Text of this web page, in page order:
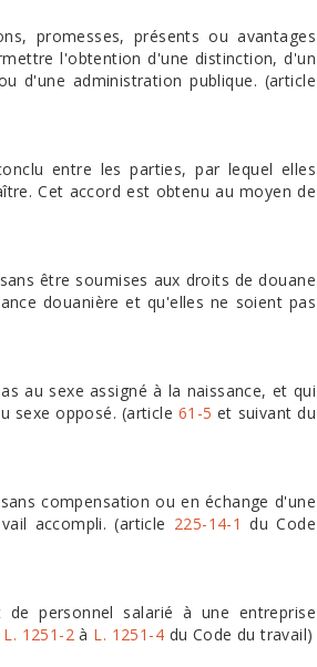
promesses, présents ou avantages
l'obtention d'une distinction, d'un
d'une administration publique. (article
entre les parties, par lequel elles
Cet accord est obtenu au moyen de
être soumises aux droits de douane
douanière et qu'elles ne soient pas
au sexe assigné à la naissance, et qui
sexe opposé. (article 61-5 et suivant du
compensation ou en échange d'une
accompli. (article 225-14-1 du Code
personnel salarié à une entreprise
L. 1251-2 à L. 1251-4 du Code du travail)